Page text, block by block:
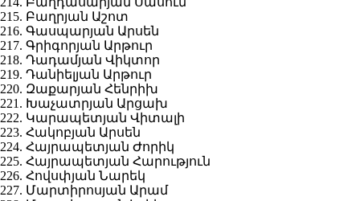
215. Բաղրյան Աշոտ
216. Գասպարյան Արսեն
217. Գրիգորյան Արթուր
218. Դադամյան Վիկտոր
219. Դանիելյան Արթուր
220. Զաքարյան Հենրիխ
221. Խաչատրյան Արցախ
222. Կարապետյան Վիտալի
223. Հակոբյան Արսեն
224. Հայրապետյան Ժորիկ
225. Հայրապետյան Հարություն
226. Հովսփյան Նարեկ
227. Մարտիրոսյան Արամ